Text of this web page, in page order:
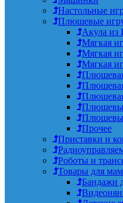
Настольные
Плюшевые
Акула из
Мягкая
Мягкая
Мягкая
Прочее
Приставки и
Роботы и
Товары для мам
Бандажи